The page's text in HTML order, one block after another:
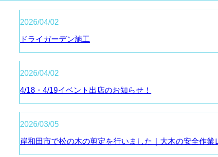
2026/04/02
ドライガーデン施工
2026/04/02
4/18・4/19イベント出店のお知らせ！
2026/03/05
岸和田市で松の木の剪定を行いました｜大木の安全作業